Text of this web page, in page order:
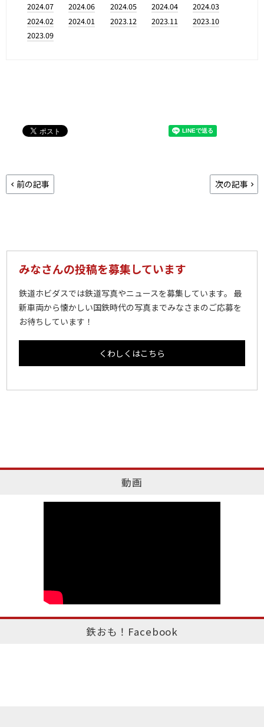
2024.07
2024.06 2024.05 2024.04
2024.03
2024.02
2024.01 2023.12 2023.11
2023.10
2023.09
前の記事 次の記事
みなさんの投稿を募集しています
鉄道ホビダスでは鉄道写真やニュースを募集しています。 最
新車両から懐かしい国鉄時代の写真までみなさまのご応募を
お待ちしています！
くわしくはこちら
動画
鉄おも！Facebook